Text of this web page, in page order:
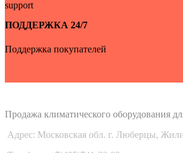
ПОДДЕРЖКА 24/7
Поддержка покупателей
Продажа климатического оборудования
Адрес: Московская обл. г. Люберцы,